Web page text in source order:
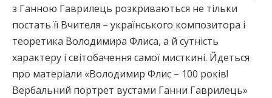
з Ганною Гаврилець розкриваються не тільки
постать її Вчителя – українського композитора і
теоретика Володимира Флиса, а й сутність
характеру і світобачення самої мисткині. Йдеться
про матеріали «Володимир Флис – 100 років!
Вербальний портрет вустами Ганни Гаврилець»